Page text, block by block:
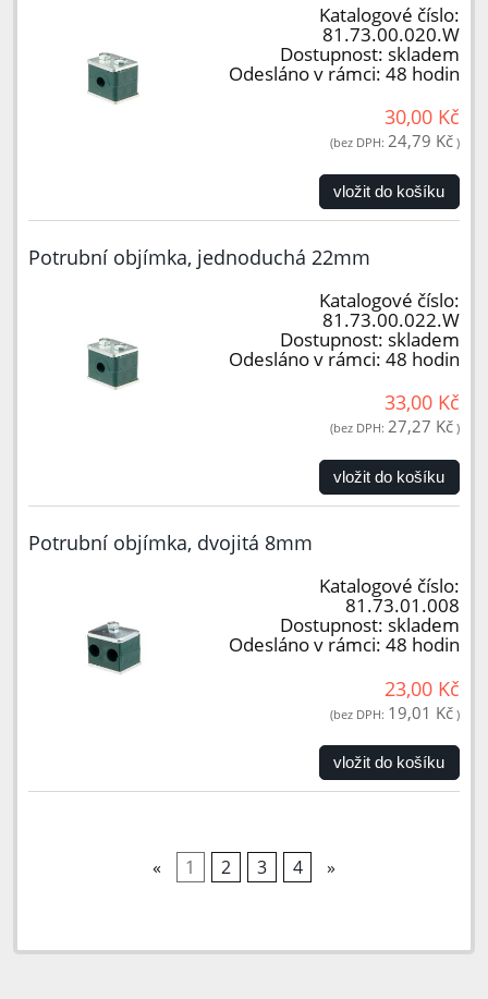
Katalogové číslo:
81.73.00.020.W
Dostupnost: skladem
Odesláno v rámci: 48 hodin
30,00 Kč
(bez DPH: 24,79 Kč )
vložit do košíku
Potrubní objímka, jednoduchá 22mm
Katalogové číslo:
81.73.00.022.W
Dostupnost: skladem
Odesláno v rámci: 48 hodin
33,00 Kč
(bez DPH: 27,27 Kč )
vložit do košíku
Potrubní objímka, dvojitá 8mm
Katalogové číslo:
81.73.01.008
Dostupnost: skladem
Odesláno v rámci: 48 hodin
23,00 Kč
(bez DPH: 19,01 Kč )
vložit do košíku
« 1 2 3 4 »